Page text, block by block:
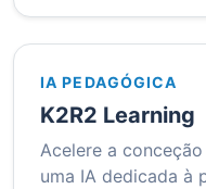
IA PEDAGÓGICA
K2R2 Learning
Acelere a
uma IA dedicada à